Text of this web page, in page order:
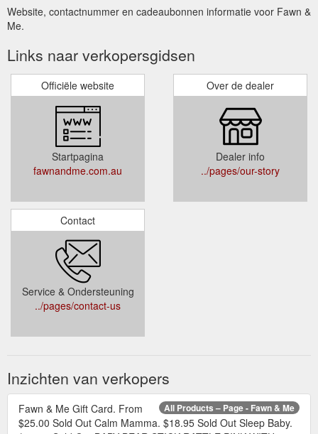
Website, contactnummer en cadeaubonnen informatie voor Fawn &
Me.
Links naar verkopersgidsen
Officiële website
Startpagina
fawnandme.com.au
Over de dealer
Dealer info
../pages/our-story
Contact
Service & Ondersteuning
../pages/contact-us
Inzichten van verkopers
All Products – Page - Fawn & Me
Fawn & Me Gift Card. From
$25.00 Sold Out Calm Mamma. $18.95 Sold Out Sleep Baby.